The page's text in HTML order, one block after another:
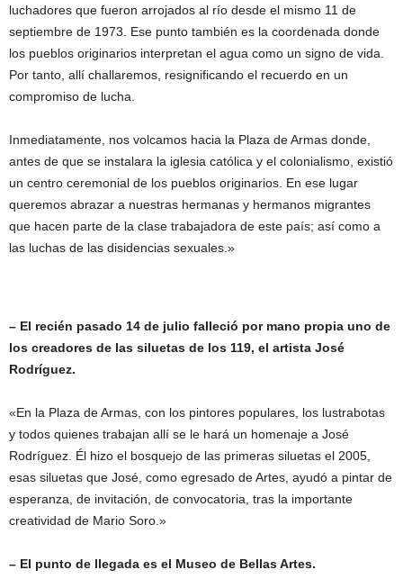
luchadores que fueron arrojados al río desde el mismo 11 de
septiembre de 1973. Ese punto también es la coordenada donde
los pueblos originarios interpretan el agua como un signo de vida.
Por tanto, allí challaremos, resignificando el recuerdo en un
compromiso de lucha.
Inmediatamente, nos volcamos hacia la Plaza de Armas donde,
antes de que se instalara la iglesia católica y el colonialismo, existió
un centro ceremonial de los pueblos originarios. En ese lugar
queremos abrazar a nuestras hermanas y hermanos migrantes
que hacen parte de la clase trabajadora de este país; así como a
las luchas de las disidencias sexuales.»
– El recién pasado 14 de julio falleció por mano propia uno de
los creadores de las siluetas de los 119, el artista José
Rodríguez.
«En la Plaza de Armas, con los pintores populares, los lustrabotas
y todos quienes trabajan allí se le hará un homenaje a José
Rodríguez. Él hizo el bosquejo de las primeras siluetas el 2005,
esas siluetas que José, como egresado de Artes, ayudó a pintar de
esperanza, de invitación, de convocatoria, tras la importante
creatividad de Mario Soro.»
– El punto de llegada es el Museo de Bellas Artes.